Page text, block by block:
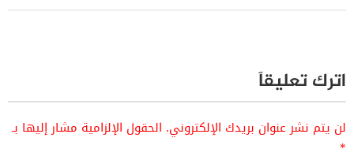
اترك تعليقاً
لن يتم نشر عنوان بريدك الإلكتروني. الحقول الإلزامية مشار إليها بـ
*